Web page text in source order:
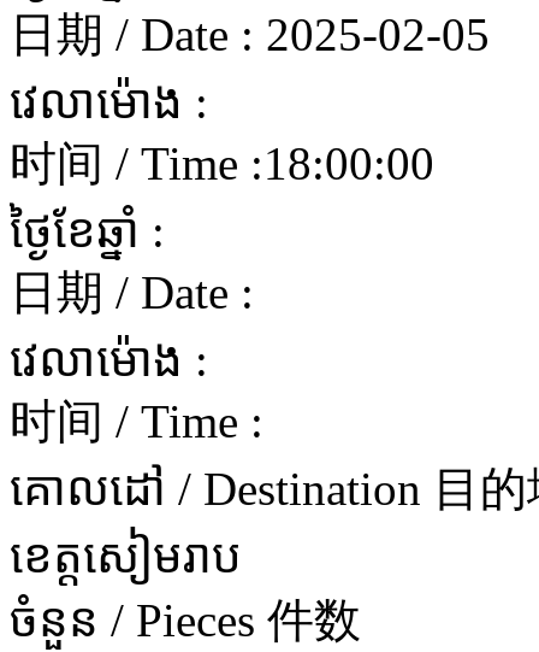
日期 / Date : 2025-02-05
វេលាម៉ោង :
时间 / Time :18:00:00
ថ្ងៃខែឆ្នាំ :
日期 / Date :
វេលាម៉ោង :
时间 / Time :
គោលដៅ / Destination 目的
ខេត្តសៀមរាប
ចំនួន / Pieces 件数